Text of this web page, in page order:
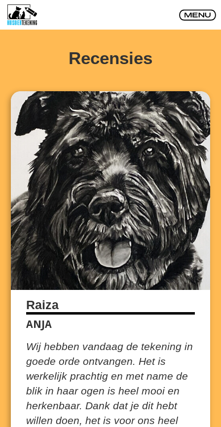
Recensies
Raiza
ANJA
Wij hebben vandaag de tekening in
goede orde ontvangen. Het is
werkelijk prachtig en met name de
blik in haar ogen is heel mooi en
herkenbaar. Dank dat je dit hebt
willen doen, het is voor ons heel